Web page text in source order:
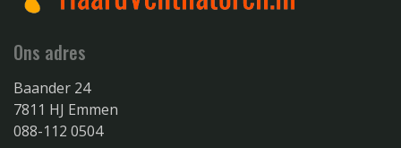
Ons adres
Baander 24
7811 HJ Emmen
088-112 0504